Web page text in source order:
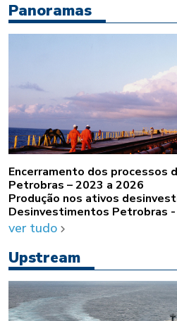
Panoramas
Encerramento dos processos
Petrobras – 2023 a 2026
Produção nos ativos
Desinvestimentos Petrobras
ver tudo
Upstream